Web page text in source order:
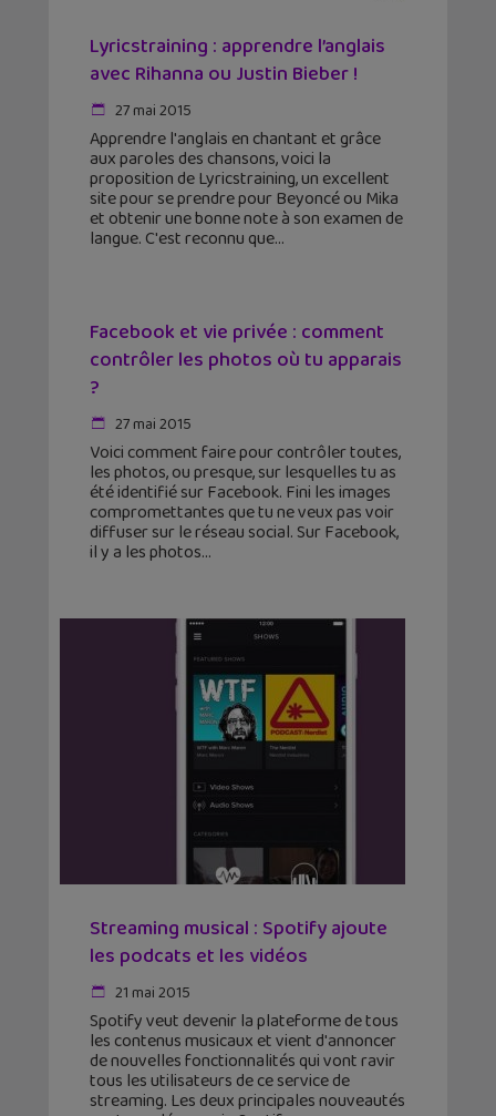
Lyricstraining : apprendre l’anglais
avec Rihanna ou Justin Bieber !
27 mai 2015
Apprendre l'anglais en chantant et grâce
aux paroles des chansons, voici la
proposition de Lyricstraining, un excellent
site pour se prendre pour Beyoncé ou Mika
et obtenir une bonne note à son examen de
langue. C'est reconnu que
Facebook et vie privée : comment
contrôler les photos où tu apparais
?
27 mai 2015
Voici comment faire pour contrôler toutes,
les photos, ou presque, sur lesquelles tu as
été identifié sur Facebook. Fini les images
compromettantes que tu ne veux pas voir
diffuser sur le réseau social. Sur Facebook,
il y a les photos
Streaming musical : Spotify ajoute
les podcats et les vidéos
21 mai 2015
Spotify veut devenir la plateforme de tous
les contenus musicaux et vient d'annoncer
de nouvelles fonctionnalités qui vont ravir
tous les utilisateurs de ce service de
streaming. Les deux principales nouveautés